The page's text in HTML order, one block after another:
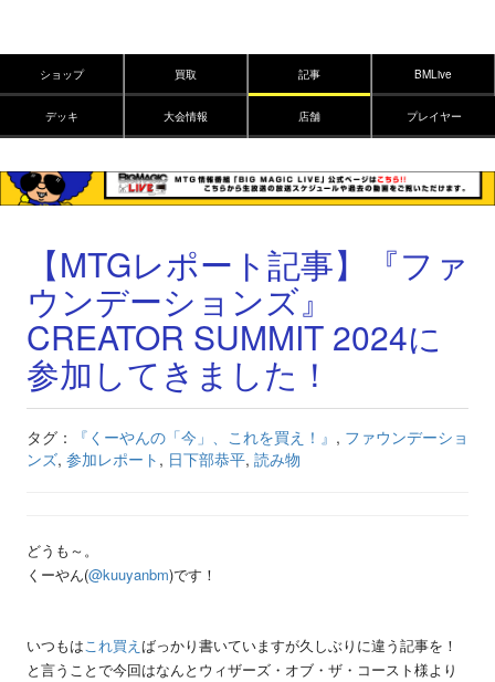
ショップ 買取 記事 BMLive
デッキ 大会情報 店舗 プレイヤー
【MTGレポート記事】『ファ
ウンデーションズ』
CREATOR SUMMIT 2024に
参加してきました！
タグ： 『くーやんの「今」、これを買え！』 , ファウンデーショ
ンズ, 参加レポート , 日下部恭平, 読み物
どうも～。
くーやん(@kuuyanbm)です！
いつもはこれ買え ばっかり書いていますが久しぶりに違う記事を！
と言うことで今回はなんとウィザーズ・オブ・ザ・コースト様より